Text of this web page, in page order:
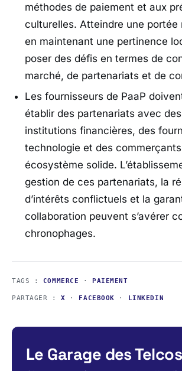
méthodes de paiement et aux
culturelles. Atteindre une portée
en maintenant une pertinence
poser des défis en termes de
marché, de partenariats et de
Les fournisseurs de PaaP
établir des partenariats avec
institutions financières, des
technologie et des
écosystème solide.
gestion de ces partenariats, la
d’intérêts conflictuels et la
collaboration peuvent s’avérer
chronophages.
TAGS : COMMERCE · PAIEMENT
PARTAGER :X · FACEBOOK · LINKEDIN
Le Garage des Telcos